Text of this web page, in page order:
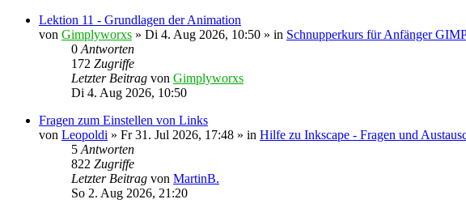
Lektion 11 - Grundlagen der Animation
von Gimplyworxs » Di 4. Aug 2026, 10:50 » in Schnupperkurs für Anfänger
0 Antworten
172 Zugriffe
Letzter Beitrag von Gimplyworxs
Di 4. Aug 2026, 10:50
Fragen zum Einstellen von Links
von Leopoldi » Fr 31. Jul 2026, 17:48 » in Hilfe zu Inkscape - Fragen und
5 Antworten
822 Zugriffe
Letzter Beitrag von MartinB.
So 2. Aug 2026, 21:20